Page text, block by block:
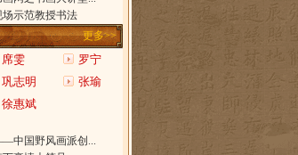
场示范教授书法
更多>>
席雯
罗宁
巩志明
张瑜
徐惠斌
中国野风画派创...